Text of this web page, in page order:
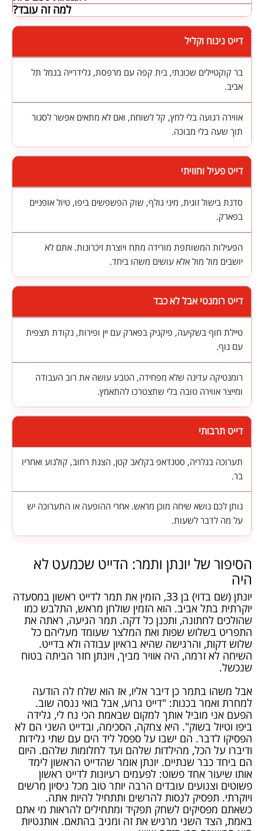
למה זה עובד?
דייט נינוח וקליל
בר קוקטיילים שכונתי, בית קפה עם מרפסת, גלידרייה בנמל תל
אביב.
אווירה רגועה בלי לחץ, קל לשוחח, ואם לא מתאים אפשר לסגור
תוך שעה בלי מבוכה.
דייט פעיל וחוויתי
סדנת בישול זוגית, מיני גולף, שוק הפשפשים ביפו, טיול אופניים
בפארק.
הפעילות המשותפת מורידה מתח ויוצרת זיכרונות. אתם לא
יושבים מול מול אלא עושים משהו ביחד.
דייט רומנטי אבל לא כבד
טיילת חוף בשקיעה, פיקניק בפארק עם יין ופירות, נקודת תצפית
עם נוף.
רומנטיקה עדינה שלא מפחידה, הטבע עושה את רוב העבודה
ומייצר אווירה טובה בלי שתצטרכו להתאמץ.
דייט תרבותי
תערוכה בגלריה, סטנדאפ בקלאב קטן, הצגת רחוב, קולנוע ואחריו
בר.
נותן לכם נושא שיחה מוכן מראש. אחרי ההופעה או התערוכה יש
על מה לדבר לשעות.
הסיפור של יונתן ותמר: הדייט שכמעט לא
היה
יונתן (שם בדוי) בן 33, הזמין את תמר לדייט ראשון במסעדה
יוקרתית בתל אביב. הוא הזמין שולחן מראש, התלבש כמו
שהולכים לחתונה, ותכנן כל דקה. תמר הגיעה, ראתה את
התפריט בשלוש שפות ואת המלצר שעומד מעליהם כל
שלוש דקות, והרגישה שהיא בראיון עבודה ולא בדייט.
השיחה לא זרמה, היה אוויר מביך, ויונתן חזר הביתה בטוח
שנכשל.
אבל משהו בתמר כן דיבר אליו, אז הוא שלח לה הודעה
למחרת ואמר בכנות: "דייט גרוע, אבל בואי ננסה שוב.
הפעם אני מוביל אותך למקום שבאמת הכי נח לי, גלידה
ביפו וטיול בשוק". היא צחקה, הסכימה, ובדייט השני הם לא
הפסיקו לדבר. הם ישבו על ספסל ליד הים עם שתי גלידות
ודיברו על הכל, מהילדות שלהם ועד לחלומות שלהם. היום
הם ביחד כבר שנתיים. יונתן אומר שהדייט הראשון לימד
אותו שיעור אחד פשוט: לפעמים רעיונות לדייט ראשון
פשוטים וצנועים עובדים הרבה יותר טוב מכל ניסיון מרשים
ויוקרתי. תפסיק לנסות להרשים ותתחיל להיות אתה.
כשאתם מפסיקים לשחק תפקיד ומתחילים להראות מי אתם
באמת, הצד השני מרגיש את זה ומגיב בהתאם. אותנטיות